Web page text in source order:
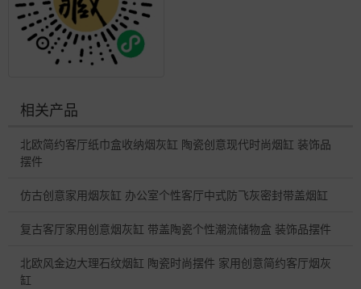
相关产品
北欧简约客厅纸巾盒收纳烟灰缸 陶瓷创意现代时尚烟缸 装饰品
摆件
仿古创意家用烟灰缸 办公室个性客厅中式防飞灰密封带盖烟缸
复古客厅家用创意烟灰缸 带盖陶瓷个性潮流储物盒 装饰品摆件
北欧风金边大理石纹烟缸 陶瓷时尚摆件 家用创意简约客厅烟灰
缸